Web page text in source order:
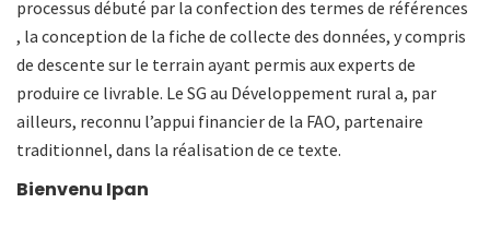
processus débuté par la confection des termes de références
, la conception de la fiche de collecte des données, y compris
de descente sur le terrain ayant permis aux experts de
produire ce livrable. Le SG au Développement rural a, par
ailleurs, reconnu l’appui financier de la FAO, partenaire
traditionnel, dans la réalisation de ce texte.
Bienvenu Ipan